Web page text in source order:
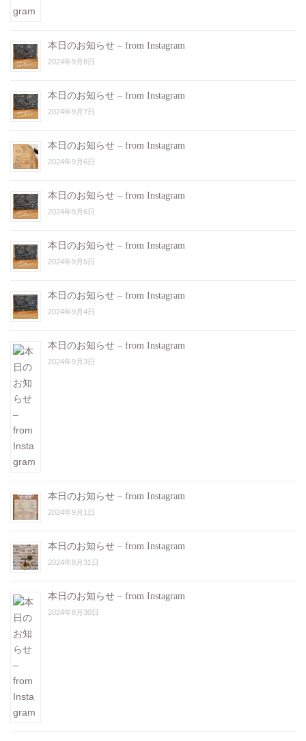
本日のお知らせ – from Instagram
2024年9月8日
本日のお知らせ – from Instagram
2024年9月7日
本日のお知らせ – from Instagram
2024年9月6日
本日のお知らせ – from Instagram
2024年9月6日
本日のお知らせ – from Instagram
2024年9月5日
本日のお知らせ – from Instagram
2024年9月4日
本日のお知らせ – from Instagram
2024年9月3日
本日のお知らせ – from Instagram
2024年9月1日
本日のお知らせ – from Instagram
2024年8月31日
本日のお知らせ – from Instagram
2024年8月30日